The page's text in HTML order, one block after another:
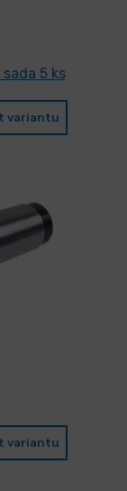
5 ks
variantu
variantu